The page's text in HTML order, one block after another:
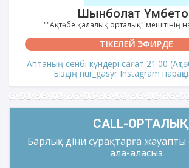
Шынболат
""Ақтөбе қалалық орталық" мешітінің
ТІКЕЛЕЙ ЭФИРДЕ
Аптаның сенбі күндері сағат 21:00
Біздің nur_gasyr Instagram
CALL-ОРТАЛЫҚ
Барлық діни сұрақтарға
ала-аласыз